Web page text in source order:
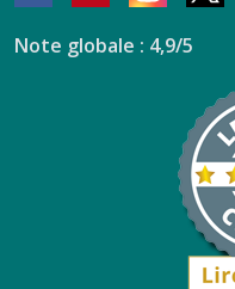
Note globale : 4,9/5